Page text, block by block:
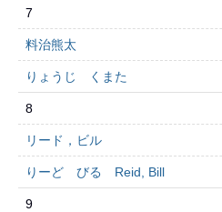
7
料治熊太
りょうじ くまた
8
リード，ビル
りーど びる Reid, Bill
9